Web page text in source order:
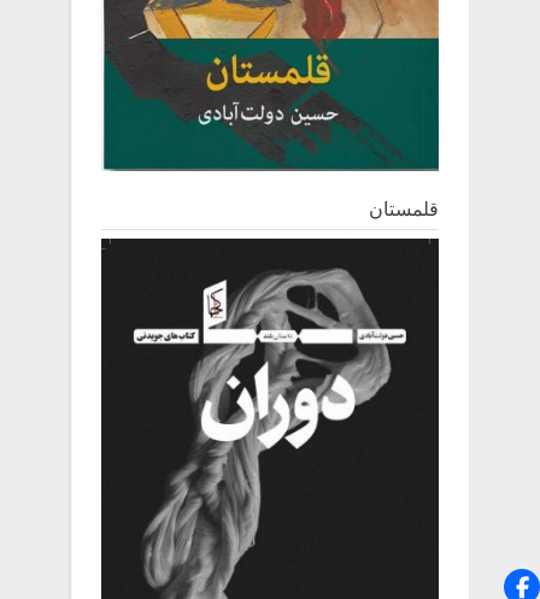
قلمستان